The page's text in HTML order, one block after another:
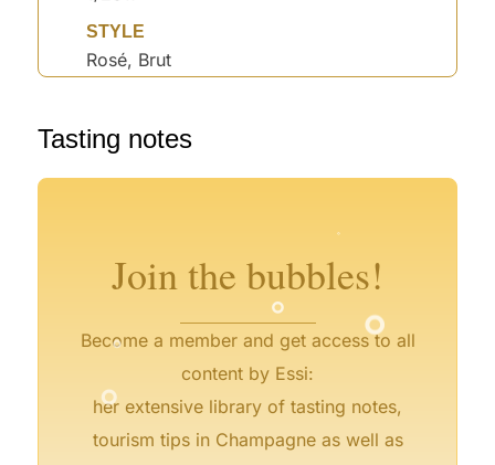
STYLE
Rosé, Brut
Tasting notes
Join the bubbles!
Become a member and get access to all
content by Essi:
her extensive library of tasting notes,
tourism tips in Champagne as well as
°
°
° °
°
°
°